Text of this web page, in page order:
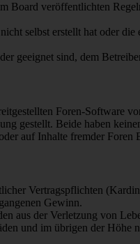
Board veröffentlichten
selbst erstellt hat oder
geeignet sind, dem
Foren-Software
gestellt. Beide haben
auf Inhalte fremder Foren
Vertragspflichten
Gewinn.
aus der Verletzung von
und im übrigen der Höhe